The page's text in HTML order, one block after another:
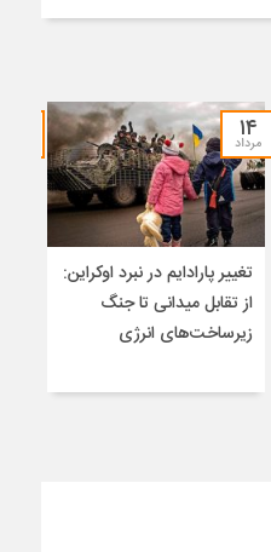
۱۴
مرداد
تغییر پارادایم در نبرد اوکراین:
از تقابل میدانی تا جنگ
زیرساخت‌های انرژی